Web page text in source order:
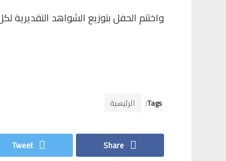
واختتم الحفل بتوزيع الشواهد
Tags: الرئيسية
Share
Tweet